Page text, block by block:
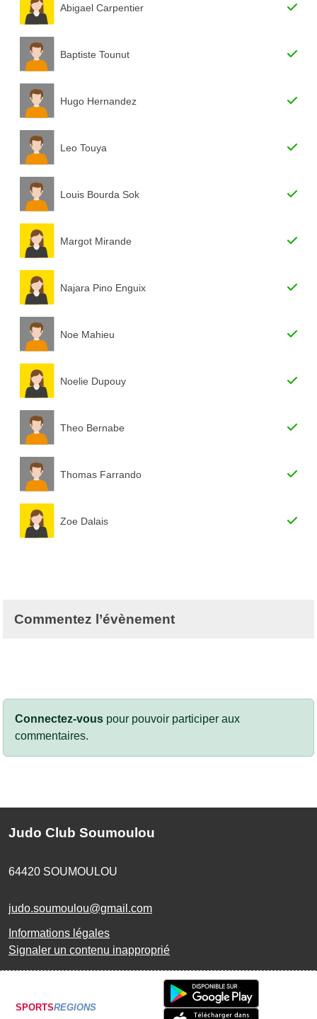
Abigael Carpentier
Baptiste Tounut
Hugo Hernandez
Leo Touya
Louis Bourda Sok
Margot Mirande
Najara Pino Enguix
Noe Mahieu
Noelie Dupouy
Theo Bernabe
Thomas Farrando
Zoe Dalais
Commentez l’évènement
Connectez-vous pour pouvoir participer aux
commentaires.
Judo Club Soumoulou
64420 SOUMOULOU
judo.soumoulou@gmail.com
Informations légales
Signaler un contenu inapproprié
SPORTSREGIONS